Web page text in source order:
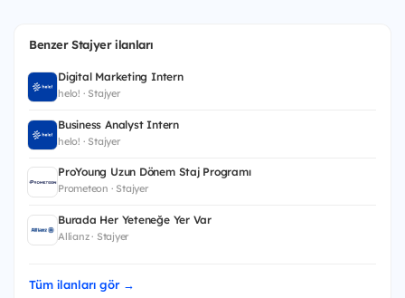
Benzer Stajyer ilanları
Digital Marketing Intern
helo! · Stajyer
Business Analyst Intern
helo! · Stajyer
ProYoung Uzun Dönem Staj Programı
Prometeon · Stajyer
Burada Her Yeteneğe Yer Var
Allianz · Stajyer
Tüm ilanları gör →